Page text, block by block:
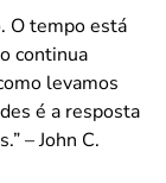
O tempo está
continua
levamos
é a resposta
– John C.